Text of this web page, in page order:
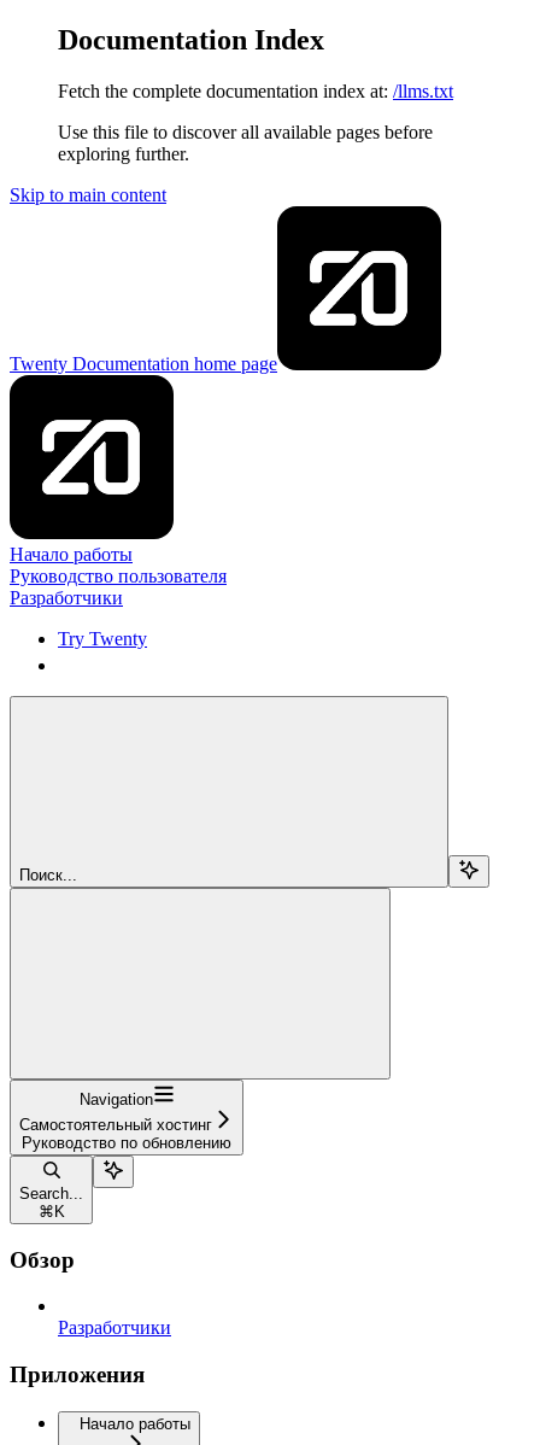
Documentation Index
Fetch the complete documentation index at: /llms.txt
Use this file to discover all available pages before
exploring further.
Skip to main content
Twenty Documentation home page
Начало работы
Руководство пользователя
Разработчики
Try Twenty
Поиск...
Navigation
Самостоятельный хостинг
Руководство по обновлению
Search...
⌘ K
Обзор
Разработчики
Приложения
Начало работы